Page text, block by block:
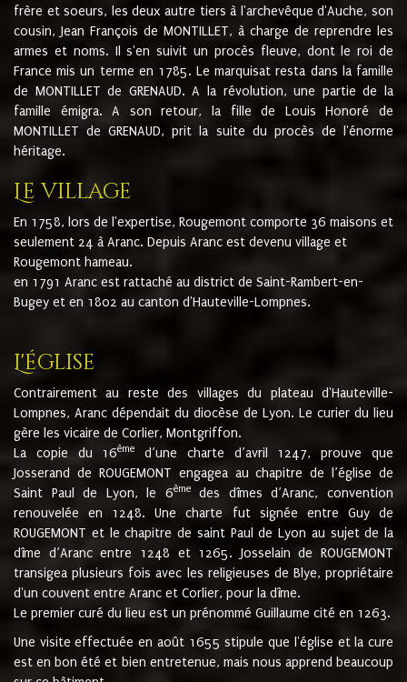
frère et soeurs, les deux autre tiers à l'archevêque d'Auche, son
cousin, Jean François de MONTILLET, à charge de reprendre les
armes et noms. Il s'en suivit un procès fleuve, dont le roi de
France mis un terme en 1785. Le marquisat resta dans la famille
de MONTILLET de GRENAUD. A la révolution, une partie de la
famille émigra. A son retour, la fille de Louis Honoré de
MONTILLET de GRENAUD, prit la suite du procès de l'énorme
héritage.
Le village
En 1758, lors de l'expertise, Rougemont comporte 36 maisons et
seulement 24 à Aranc. Depuis Aranc est devenu village et
Rougemont hameau.
en 1791 Aranc est rattaché au district de Saint-Rambert-en-
Bugey et en 1802 au canton d'Hauteville-Lompnes.
L'église
Contrairement au reste des villages du plateau d'Hauteville-
Lompnes, Aranc dépendait du diocèse de Lyon. Le curier du lieu
gère les vicaire de Corlier, Montgriffon.
La copie du 16ème
d’une charte d’avril 1247, prouve que
Josserand de ROUGEMONT engagea au chapitre de l’église de
Saint Paul de Lyon, le 6èmedes dîmes d’Aranc, convention
renouvelée en 1248. Une charte fut signée entre Guy de
ROUGEMONT et le chapitre de saint Paul de Lyon au sujet de la
dîme d’Aranc entre 1248 et 1265. Josselain de ROUGEMONT
transigea plusieurs fois avec les religieuses de Blye, propriétaire
d'un couvent entre Aranc et Corlier, pour la dîme.
Le premier curé du lieu est un prénommé Guillaume cité en 1263.
Une visite effectuée en août 1655 stipule que l'église et la cure
est en bon été et bien entretenue, mais nous apprend beaucoup